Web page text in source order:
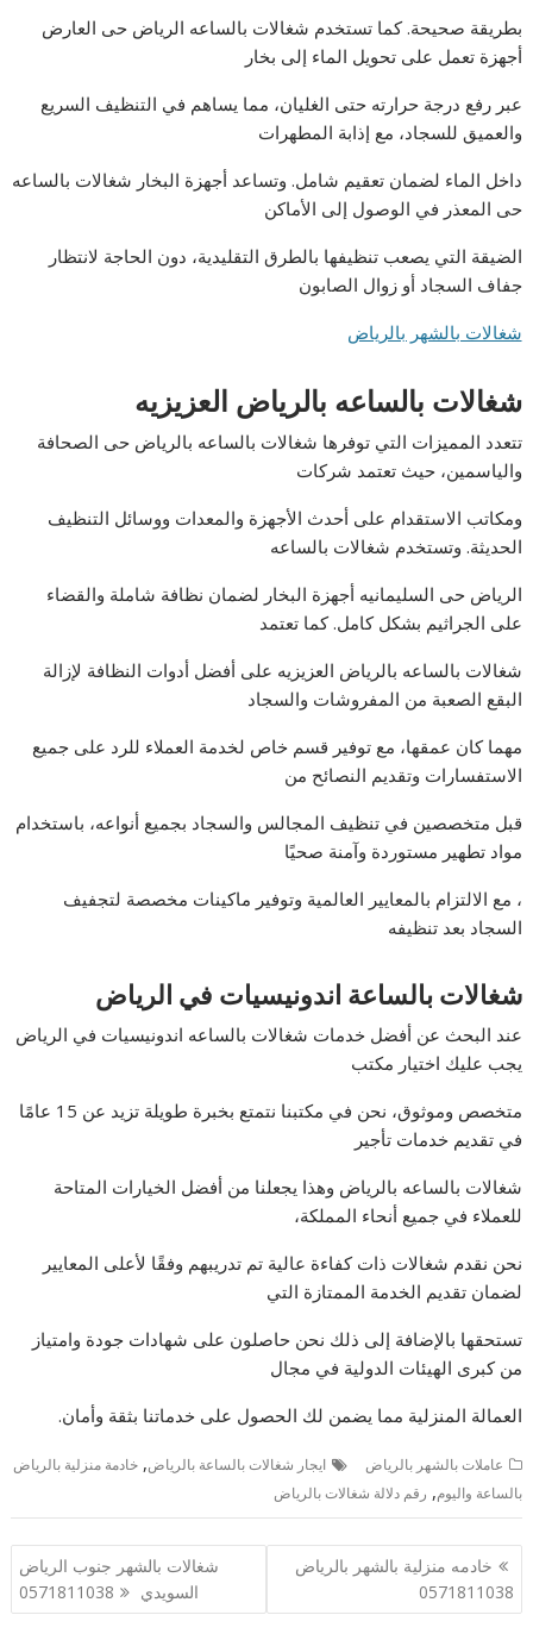
بطريقة صحيحة. كما تستخدم شغالات بالساعه الرياض حى العارض
أجهزة تعمل على تحويل الماء إلى بخار
عبر رفع درجة حرارته حتى الغليان، مما يساهم في التنظيف السريع
والعميق للسجاد، مع إذابة المطهرات
داخل الماء لضمان تعقيم شامل. وتساعد أجهزة البخار شغالات بالساعه
حى المعذر في الوصول إلى الأماكن
الضيقة التي يصعب تنظيفها بالطرق التقليدية، دون الحاجة لانتظار
جفاف السجاد أو زوال الصابون
شغالات بالشهر بالرياض
شغالات بالساعه بالرياض العزيزيه
تتعدد المميزات التي توفرها شغالات بالساعه بالرياض حى الصحافة
والياسمين، حيث تعتمد شركات
ومكاتب الاستقدام على أحدث الأجهزة والمعدات ووسائل التنظيف
الحديثة. وتستخدم شغالات بالساعه
الرياض حى السليمانيه أجهزة البخار لضمان نظافة شاملة والقضاء
على الجراثيم بشكل كامل. كما تعتمد
شغالات بالساعه بالرياض العزيزيه على أفضل أدوات النظافة لإزالة
البقع الصعبة من المفروشات والسجاد
مهما كان عمقها، مع توفير قسم خاص لخدمة العملاء للرد على جميع
الاستفسارات وتقديم النصائح من
قبل متخصصين في تنظيف المجالس والسجاد بجميع أنواعه، باستخدام
مواد تطهير مستوردة وآمنة صحيًا
، مع الالتزام بالمعايير العالمية وتوفير ماكينات مخصصة لتجفيف
السجاد بعد تنظيفه
شغالات بالساعة اندونيسيات في الرياض
عند البحث عن أفضل خدمات شغالات بالساعه اندونيسيات في الرياض
يجب عليك اختيار مكتب
متخصص وموثوق، نحن في مكتبنا نتمتع بخبرة طويلة تزيد عن 15 عامًا
في تقديم خدمات تأجير
شغالات بالساعه بالرياض وهذا يجعلنا من أفضل الخيارات المتاحة
للعملاء في جميع أنحاء المملكة،
نحن نقدم شغالات ذات كفاءة عالية تم تدريبهم وفقًا لأعلى المعايير
لضمان تقديم الخدمة الممتازة التي
تستحقها بالإضافة إلى ذلك نحن حاصلون على شهادات جودة وامتياز
من كبرى الهيئات الدولية في مجال
العمالة المنزلية مما يضمن لك الحصول على خدماتنا بثقة وأمان.
عاملات بالشهر بالرياض ايجار شغالات بالساعة بالرياض,خادمة منزلية بالرياض
بالساعة واليوم, رقم دلالة شغالات بالرياض
تصفّح
المقالات
خادمه منزلية بالشهر بالرياض
0571811038
شغالات بالشهر جنوب الرياض
السويدي 0571811038